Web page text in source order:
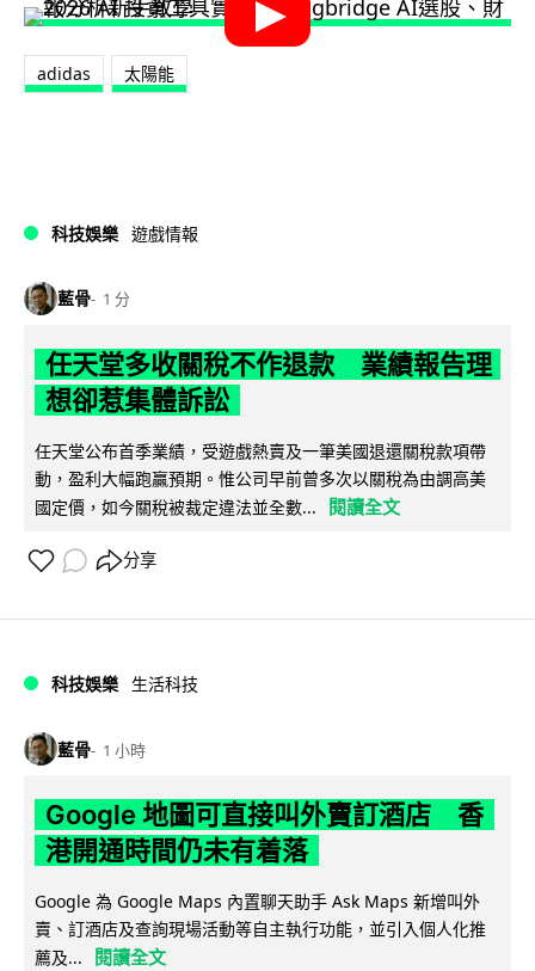
adidas 太陽能
科技娛樂 遊戲情報
藍骨 1 分
任天堂多收關稅不作退款 業績報告理
想卻惹集體訴訟
任天堂公布首季業績，受遊戲熱賣及一筆美國退還關稅款項帶
動，盈利大幅跑贏預期。惟公司早前曾多次以關稅為由調高美
國定價，如今關稅被裁定違法並全數...
閱讀全文
分享
科技娛樂 生活科技
藍骨 1 小時
Google 地圖可直接叫外賣訂酒店 香
港開通時間仍未有着落
Google 為 Google Maps 內置聊天助手 Ask Maps 新增叫外
賣、訂酒店及查詢現場活動等自主執行功能，並引入個人化推
薦及...
閱讀全文